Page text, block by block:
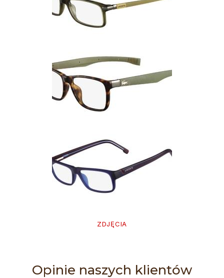
ZDJĘCIA
Opinie naszych klientów